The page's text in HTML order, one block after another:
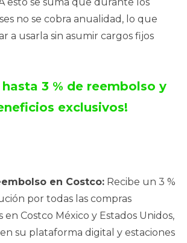
no se cobra anualidad, lo que
a usarla sin asumir cargos fijos
hasta 3 % de reembolso y
exclusivos!
en Costco: Recibe un 3 %
por todas las compras
en Costco México y Estados Unidos,
su plataforma digital y estaciones